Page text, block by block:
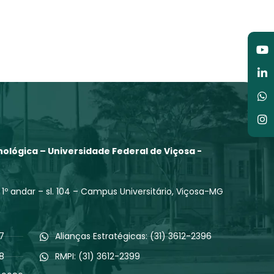
– Universidade Federal de Viçosa -
andar – sl. 104 – Campus Universitário, Viçosa-MG
Alianças Estratégicas: (31) 3612-2396
RMPI: (31) 3612-2399
in